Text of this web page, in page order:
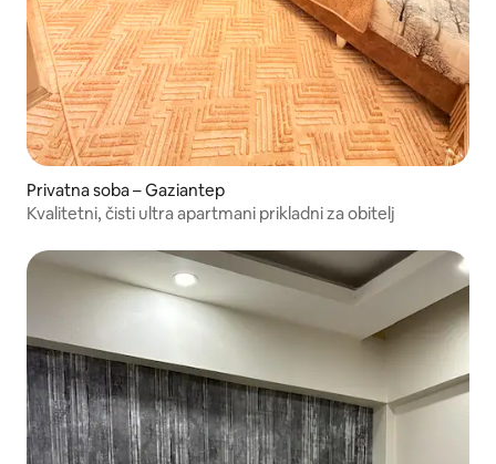
Privatna soba – Gaziantep
Kvalitetni, čisti ultra apartmani prikladni za obitelj